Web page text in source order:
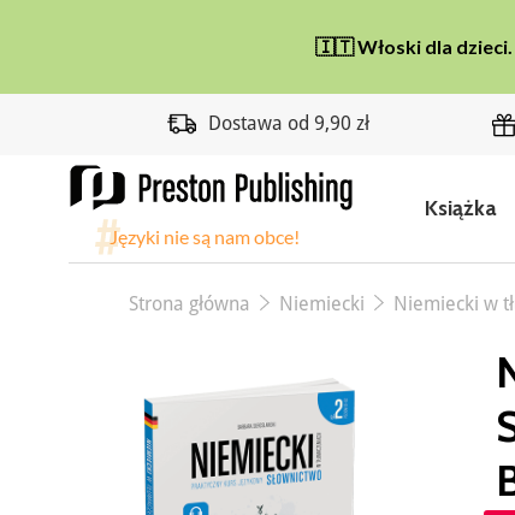
Dostawa od 9,90 zł
Książka
Strona główna Niemiecki Niemiecki w